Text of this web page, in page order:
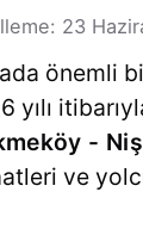
23
önemli
yılı
-
ve